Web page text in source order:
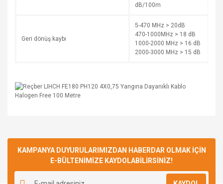
dB/100m
Geri dönüş kaybı
5-470 MHz > 20dB
470-1000MHz > 18 dB
1000-2000 MHz > 16 dB
2000-3000 MHz > 15 dB
KAMPANYA DUYURULARIMIZDAN HABERDAR OLMAK İÇİN
E-BÜLTENİMİZE KAYDOLABİLİRSİNİZ!